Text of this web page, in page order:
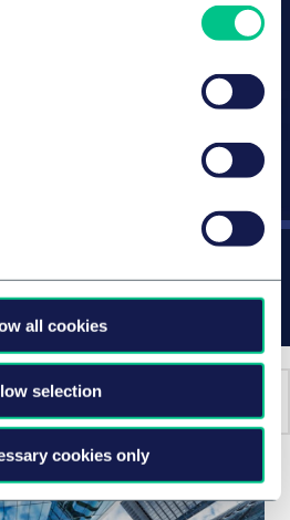
all cookies
selection
cookies only
publications
Trier par